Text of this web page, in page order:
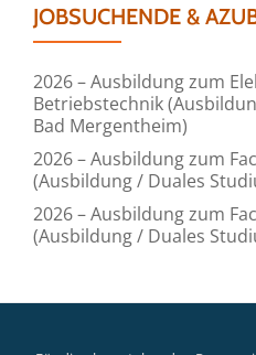
JOBSUCHENDE &
2026 – Ausbildung zum
Betriebstechnik
Bad Mergentheim)
2026 – Ausbildung zum
(Ausbildung / Duales
2026 – Ausbildung zum
(Ausbildung / Duales